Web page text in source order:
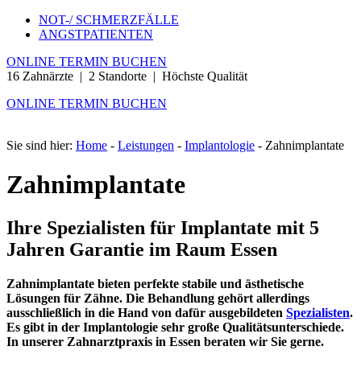
NOT-/ SCHMERZFÄLLE
ANGSTPATIENTEN
ONLINE TERMIN BUCHEN
16 Zahnärzte | 2 Standorte | Höchste Qualität
ONLINE TERMIN BUCHEN
Sie sind hier: Home - Leistungen - Implantologie - Zahnimplantate
Zahnimplantate
Ihre Spezialisten für Implantate mit 5
Jahren Garantie im Raum Essen
Zahnimplantate bieten perfekte stabile und ästhetische
Lösungen für Zähne. Die Behandlung gehört allerdings
ausschließlich in die Hand von dafür ausgebildeten Spezialisten.
Es gibt in der Implantologie sehr große Qualitätsunterschiede.
In unserer Zahnarztpraxis in Essen beraten wir Sie gerne.